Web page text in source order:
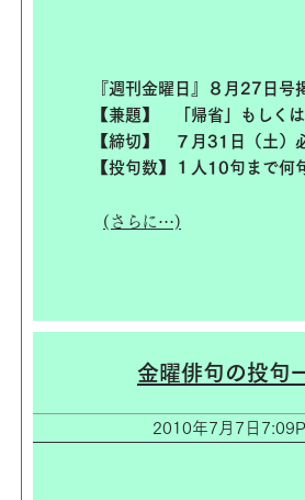
『週刊金曜日』８月27日号
【兼題】 「帰省」もしく
【締切】 ７月31日（土）
【投句数】１人10句まで何
(さらに…)
金曜俳句の投句
2010年7月7日